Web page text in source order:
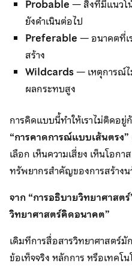
Probable— สิ่งที่มีแนวโ
ยังดำเนินต่อไป
Preferable— อนาคตที่เ
สร้าง
Wildcards— เหตุการณ์ไ
ผลกระทบสูง
การคิดแบบนี้ทำให้เราไม่ติดอยู่
“การคาดการณ์แบบเส้นตรง”
เลือก เห็นความเสี่ยง เห็นโอก
ทรัพยากรสำคัญของการสร้าง
จาก “การอธิบายวิทยาศาสต
วิทยาศาสตร์คิดอนาคต”
เดิมทีการสื่อสารวิทยาศาสตร์มั
ข้อเท็จจริง หลักการ หรือเทคโ